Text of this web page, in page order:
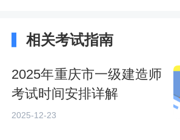
相关考试指南
2025年重庆市一级建造师
考试时间安排详解
2025-12-23